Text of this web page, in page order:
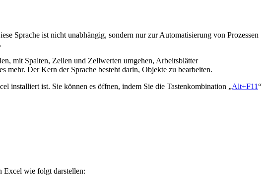
Sprache ist nicht unabhängig, sondern nur zur Automatisierung von Prozessen
mit Spalten, Zeilen und Zellwerten umgehen, Arbeitsblätter
mehr. Der Kern der Sprache besteht darin, Objekte zu bearbeiten.
installiert ist. Sie können es öffnen, indem Sie die Tastenkombination „Alt+F11“
Excel wie folgt darstellen: